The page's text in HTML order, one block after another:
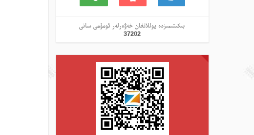
بىكىتىمىزدە يوللانغان خەۋەرلەر ئومۇمى سانى
37202